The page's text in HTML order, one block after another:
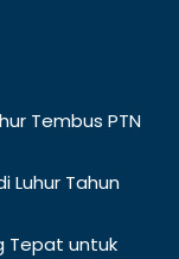
Tembus PTN
Luhur Tahun
Tepat untuk